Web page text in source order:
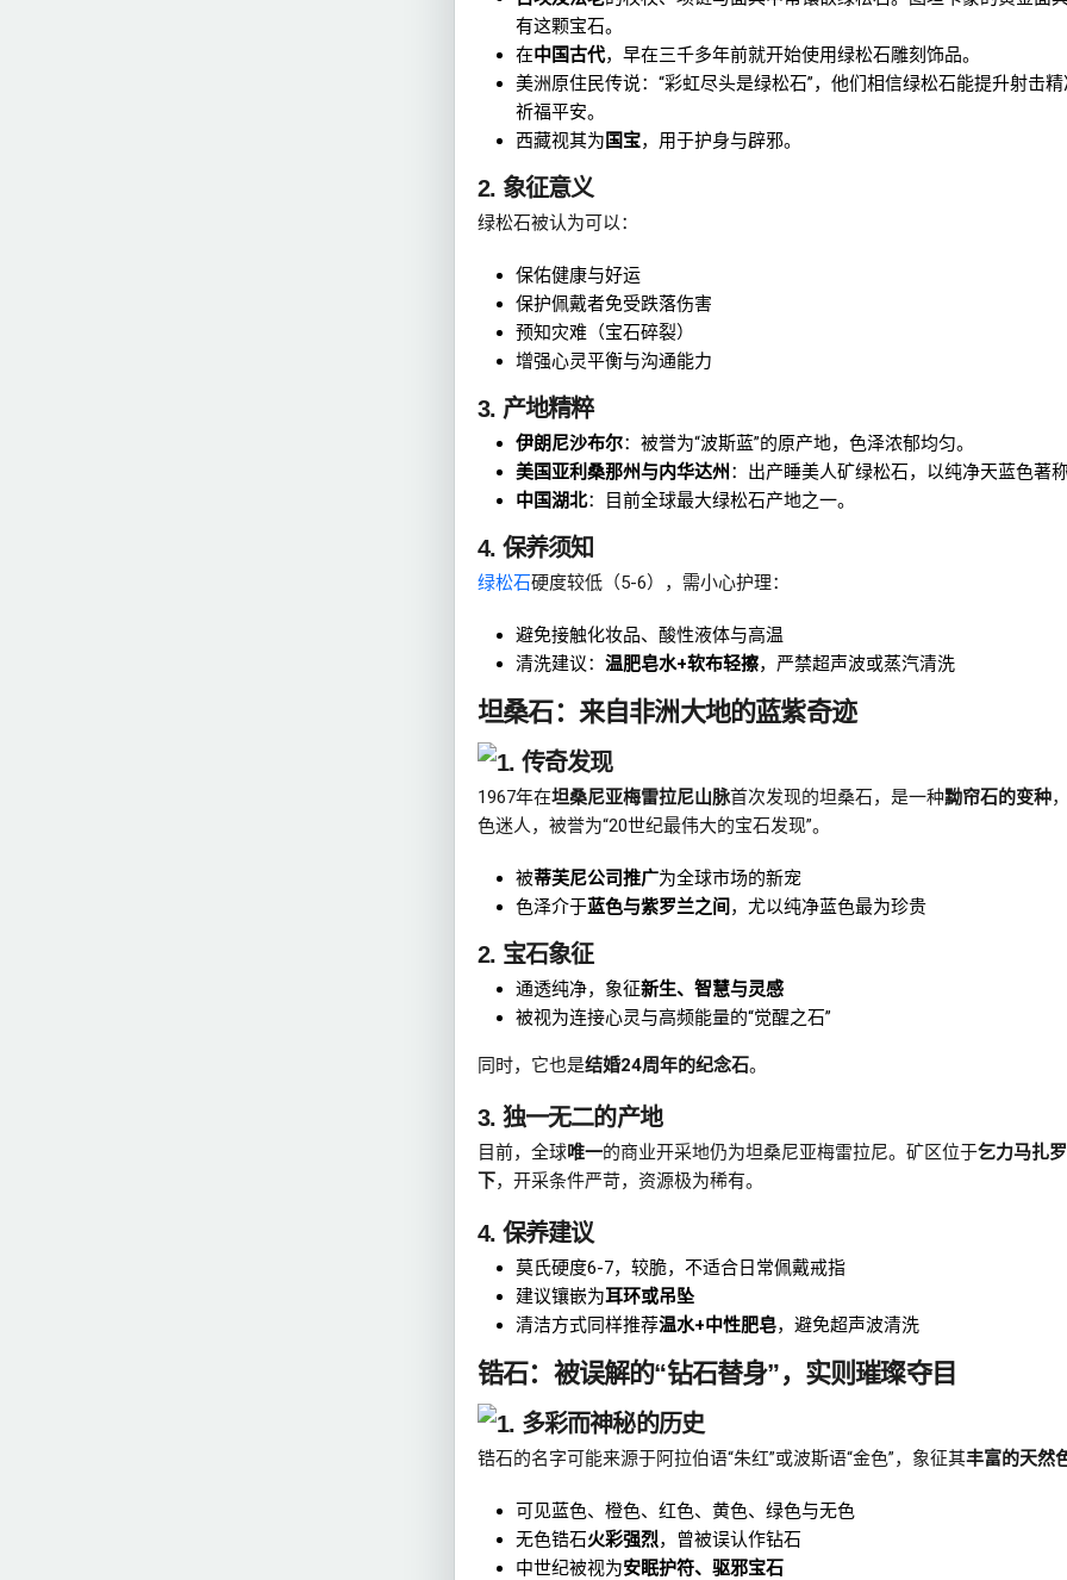
有这颗宝石。
在中国古代，早在三千多年前就开始使用绿松石雕刻饰品。
美洲原住民传说：“彩虹尽头是绿松石”，他们相信绿松石能提升射击
祈福平安。
西藏视其为 国宝，用于护身与辟邪。
2. 象征意义
绿松石被认为可以：
保佑健康与好运
保护佩戴者免受跌落伤害
预知灾难（宝石碎裂）
增强心灵平衡与沟通能力
3. 产地精粹
伊朗尼沙布尔：被誉为“波斯蓝”的原产地，色泽浓郁均匀。
美国亚利桑那州与内华达州 ：出产睡美人矿绿松石，以纯净天蓝色著称
中国湖北：目前全球最大绿松石产地之一。
4. 保养须知
绿松石硬度较低（5-6），需小心护理：
避免接触化妆品、酸性液体与高温
清洗建议： 温肥皂水+软布轻擦，严禁超声波或蒸汽清洗
坦桑石：来自非洲大地的蓝紫奇迹
1. 传奇发现
1967年在坦桑尼亚梅雷拉尼山脉首次发现的坦桑石，是一种黝帘石的变种
色迷人，被誉为“20世纪最伟大的宝石发现”。
被蒂芙尼公司推广为全球市场的新宠
色泽介于蓝色与紫罗兰之间 ，尤以纯净蓝色最为珍贵
2. 宝石象征
通透纯净，象征新生、智慧与灵感
被视为连接心灵与高频能量的“觉醒之石”
同时，它也是结婚24周年的纪念石。
3. 独一无二的产地
目前，全球唯一的商业开采地仍为坦桑尼亚梅雷拉尼。矿区位于乞力马扎
下，开采条件严苛，资源极为稀有。
4. 保养建议
莫氏硬度6-7，较脆，不适合日常佩戴戒指
建议镶嵌为耳环或吊坠
清洁方式同样推荐温水+中性肥皂，避免超声波清洗
锆石：被误解的“钻石替身”，实则璀璨夺目
1. 多彩而神秘的历史
锆石的名字可能来源于阿拉伯语“朱红”或波斯语“金色”，象征其丰富的天然
可见蓝色、橙色、红色、黄色、绿色与无色
无色锆石火彩强烈，曾被误认作钻石
中世纪被视为安眠护符、驱邪宝石